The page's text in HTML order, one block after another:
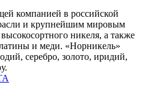
компанией в российской
и крупнейшим мировым
никеля, а также
и меди. «Норникель»
серебро, золото, иридий,